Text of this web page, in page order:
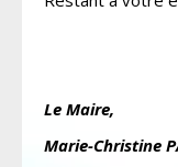
Le Maire,
Marie-Christine